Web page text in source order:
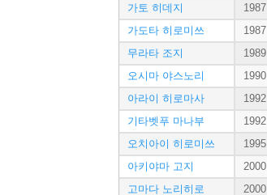
가토 히데지
1987
가도타 히로미쓰
1987
무라타 조지
1989
오시마 야스노리
1990
아라이 히로마사
1992
기타벳푸 마나부
1992
오치아이 히로미쓰
1995
아키야마 고지
2000
고마다 노리히로
2000